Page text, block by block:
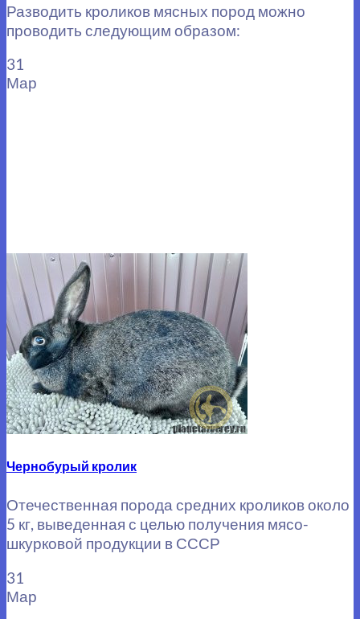
Разводить кроликов мясных пород можно
проводить следующим образом:
31
Мар
Чернобурый кролик
Отечественная порода средних кроликов около
5 кг, выведенная с целью получения мясо-
шкурковой продукции в СССР
31
Мар